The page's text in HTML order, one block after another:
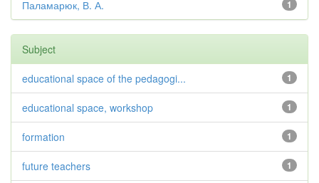
1
Паламарюк, В. А.
Subject
1
educational space of the pedagogi...
1
educational space, workshop
1
formation
1
future teachers